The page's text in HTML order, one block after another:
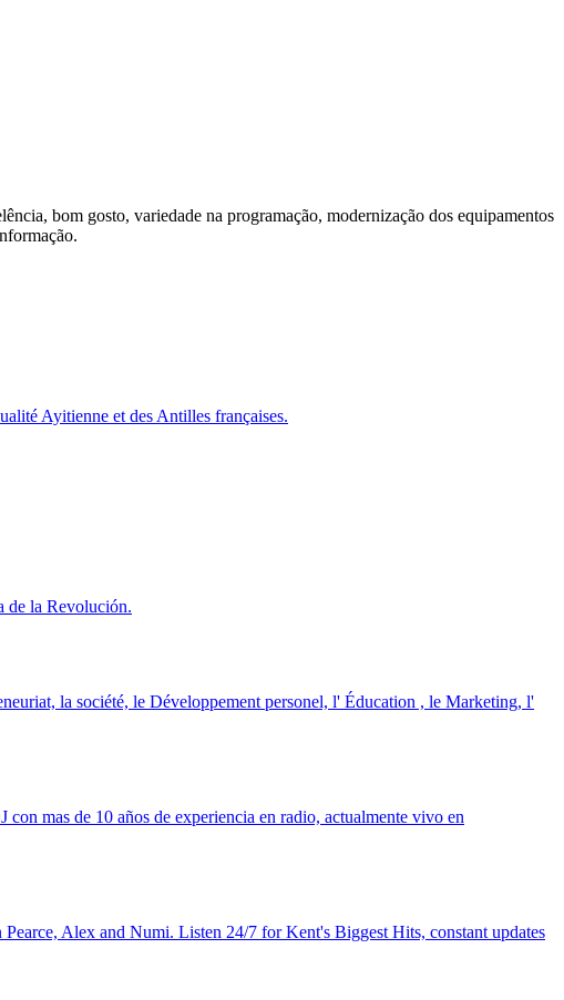
bom gosto, variedade na programação, modernização dos equipamentos
Ayitienne et des Antilles françaises.
de la Revolución.
la société, le Développement personel, l' Éducation , le Marketing, l'
mas de 10 años de experiencia en radio, actualmente vivo en
Alex and Numi. Listen 24/7 for Kent's Biggest Hits, constant updates